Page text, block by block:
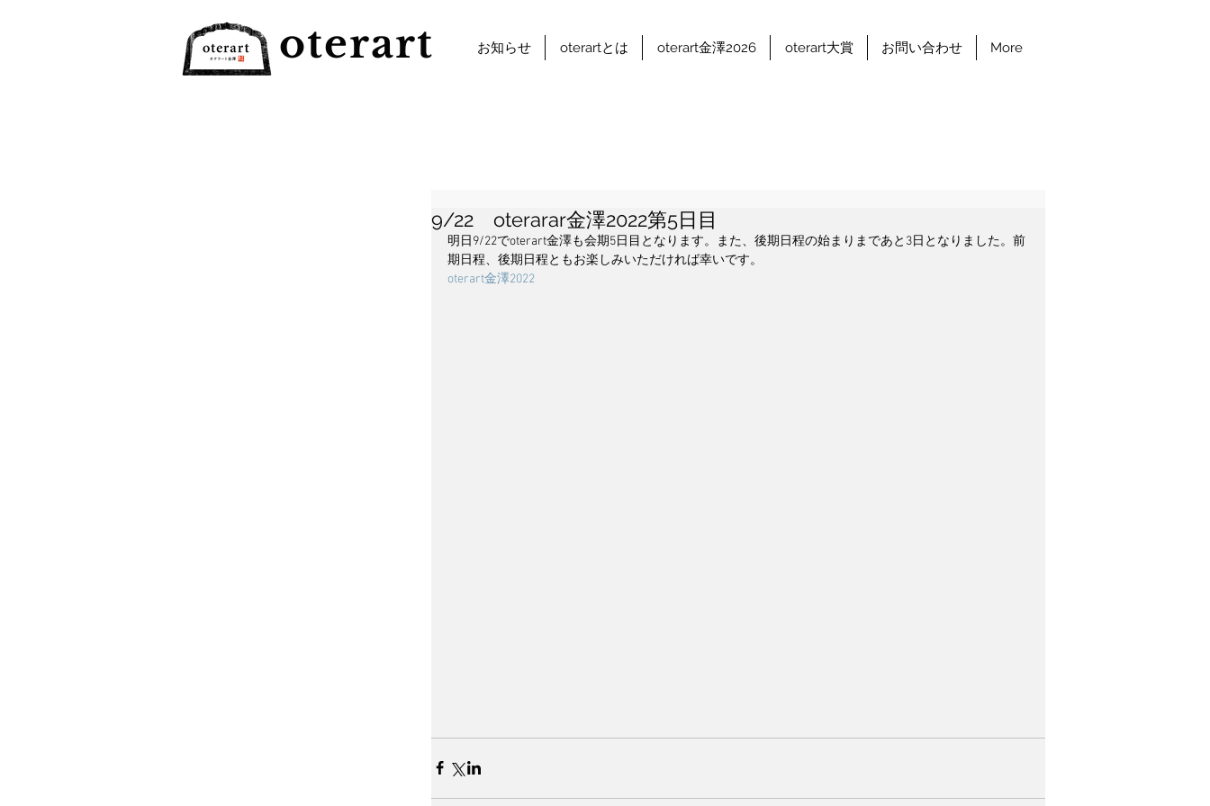
oterart お知らせ oterartとは oterart金澤2026 oterart大賞 お問い合わせ More
9/22 oterarar金澤2022第5日目
明日9/22でoterart金澤も会期5日目となります。また、後期日程の始まりまであと3日となりました。前
期日程、後期日程ともお楽しみいただければ幸いです。
oterart金澤2022